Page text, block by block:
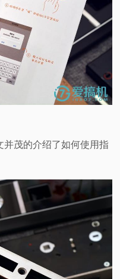
茂的介绍了如何使用指